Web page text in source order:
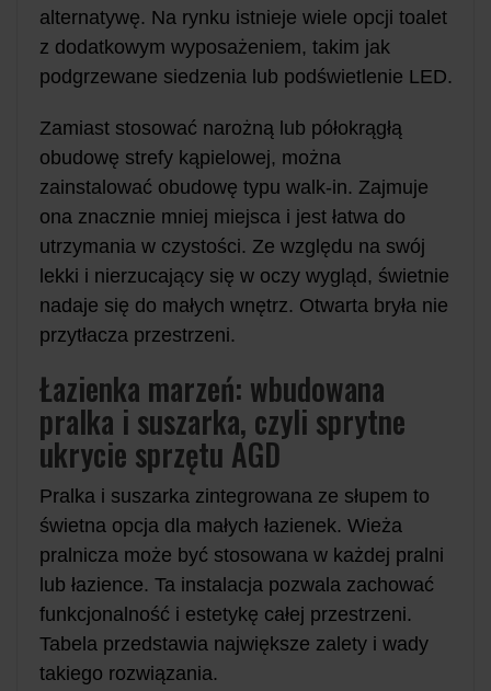
alternatywę. Na rynku istnieje wiele opcji toalet
z dodatkowym wyposażeniem, takim jak
podgrzewane siedzenia lub podświetlenie LED.
Zamiast stosować narożną lub półokrągłą
obudowę strefy kąpielowej, można
zainstalować obudowę typu walk-in. Zajmuje
ona znacznie mniej miejsca i jest łatwa do
utrzymania w czystości. Ze względu na swój
lekki i nierzucający się w oczy wygląd, świetnie
nadaje się do małych wnętrz. Otwarta bryła nie
przytłacza przestrzeni.
Łazienka marzeń: wbudowana
pralka i suszarka, czyli sprytne
ukrycie sprzętu AGD
Pralka i suszarka zintegrowana ze słupem to
świetna opcja dla małych łazienek. Wieża
pralnicza może być stosowana w każdej pralni
lub łazience. Ta instalacja pozwala zachować
funkcjonalność i estetykę całej przestrzeni.
Tabela przedstawia największe zalety i wady
takiego rozwiązania.